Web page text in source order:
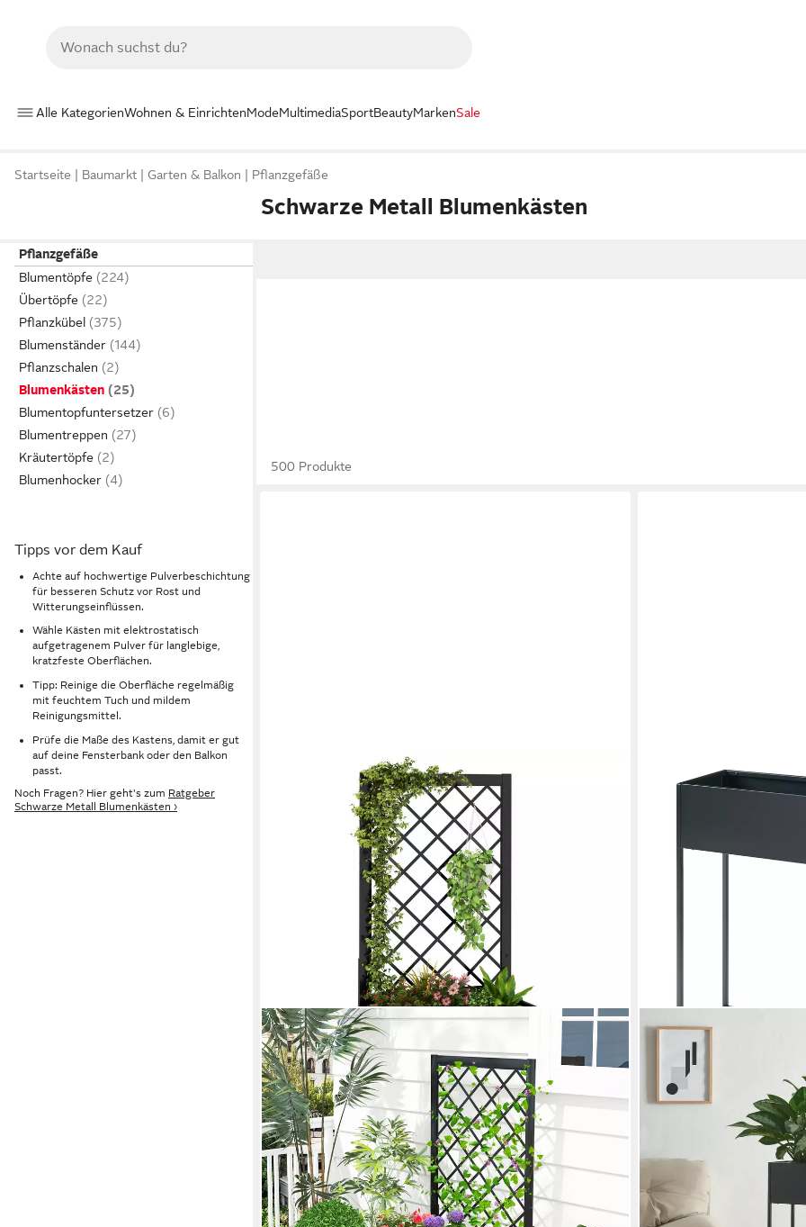
Alle KategorienWohnen & EinrichtenModeMultimediaSportBeautyMarkenSale
Startseite Baumarkt Garten & Balkon Pflanzgefäße
Schwarze Metall Blumenkästen
Pflanzgefäße
Blumentöpfe
Übertöpfe
Pflanzkübel
Blumenständer
Pflanzschalen
Blumenkästen
Blumentopfuntersetzer
Blumentreppen
Kräutertöpfe
Blumenhocker
Tipps vor dem Kauf
Achte auf hochwertige Pulverbeschichtung
für besseren Schutz vor Rost und
Witterungseinflüssen.
Wähle Kästen mit elektrostatisch
aufgetragenem Pulver für langlebige,
kratzfeste Oberflächen.
Tipp: Reinige die Oberfläche regelmäßig
mit feuchtem Tuch und mildem
Reinigungsmittel.
Prüfe die Maße des Kastens, damit er gut
auf deine Fensterbank oder den Balkon
passt.
Noch Fragen? Hier geht's zum Ratgeber
Schwarze Metall Blumenkästen ›
500 Produkte